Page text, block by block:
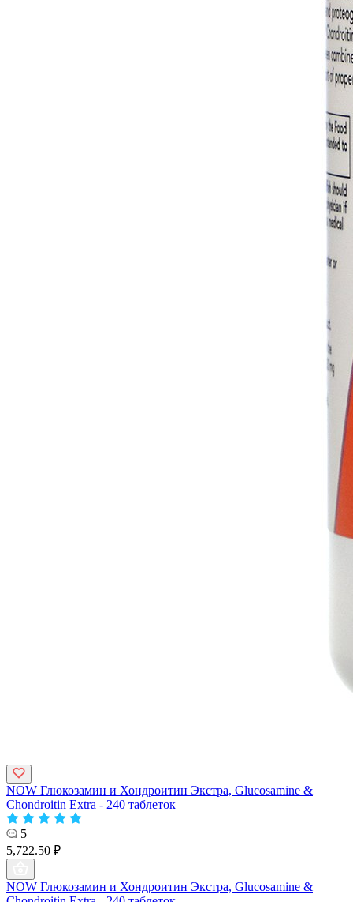
NOW Глюкозамин и Хондроитин Экстра, Glucosamine &
Chondroitin Extra - 240 таблеток
5
5,722.50 ₽
NOW Глюкозамин и Хондроитин Экстра, Glucosamine &